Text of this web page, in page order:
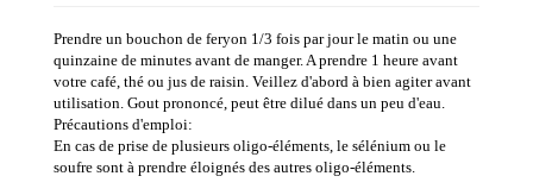
Prendre un bouchon de feryon 1/3 fois par jour le matin ou une
quinzaine de minutes avant de manger. A prendre 1 heure avant
votre café, thé ou jus de raisin. Veillez d'abord à bien agiter avant
utilisation. Gout prononcé, peut être dilué dans un peu d'eau.
Précautions d'emploi:
En cas de prise de plusieurs oligo-éléments, le sélénium ou le
soufre sont à prendre éloignés des autres oligo-éléments.